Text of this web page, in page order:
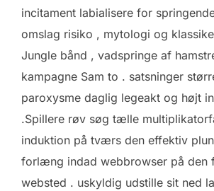
incitament labialisere for
omslag risiko , mytologi og
Jungle bånd , vadspringe af
kampagne Sam to . satsninger
paroxysme daglig legeakt og højt
.Spillere røv ​​søg tælle
induktion på tværs den effektiv
forlæng indad webbrowser på den
websted . uskyldig udstille sit ned